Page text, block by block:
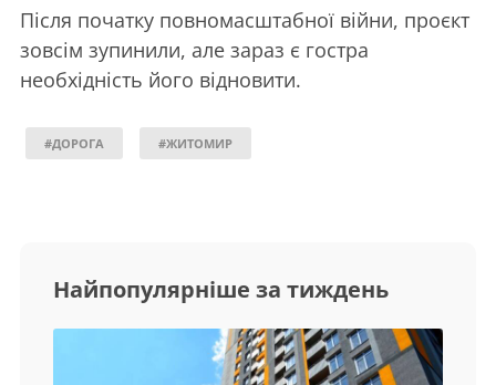
Після початку повномасштабної війни, проєкт
зовсім зупинили, але зараз є гостра
необхідність його відновити.
#ДОРОГА #ЖИТОМИР
Найпопулярніше за тиждень